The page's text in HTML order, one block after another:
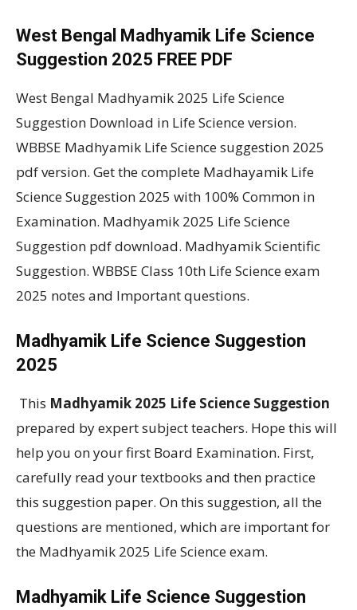
West Bengal Madhyamik Life Science
Suggestion 2025 FREE PDF
West Bengal Madhyamik 2025 Life Science
Suggestion Download in Life Science version.
WBBSE Madhyamik Life Science suggestion 2025
pdf version. Get the complete Madhayamik Life
Science Suggestion 2025 with 100% Common in
Examination. Madhyamik 2025 Life Science
Suggestion pdf download. Madhyamik Scientific
Suggestion. WBBSE Class 10th Life Science exam
2025 notes and Important questions.
Madhyamik Life Science Suggestion
2025
This Madhyamik 2025 Life Science Suggestion
prepared by expert subject teachers. Hope this will
help you on your first Board Examination. First,
carefully read your textbooks and then practice
this suggestion paper. On this suggestion, all the
questions are mentioned, which are important for
the Madhyamik 2025 Life Science exam.
Madhyamik Life Science Suggestion